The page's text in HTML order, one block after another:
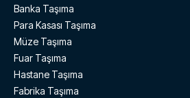
Banka Taşıma
Para Kasası Taşıma
Müze Taşıma
Fuar Taşıma
Hastane Taşıma
Fabrika Taşıma